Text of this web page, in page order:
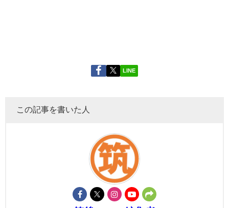
LINE
この記事を書いた人